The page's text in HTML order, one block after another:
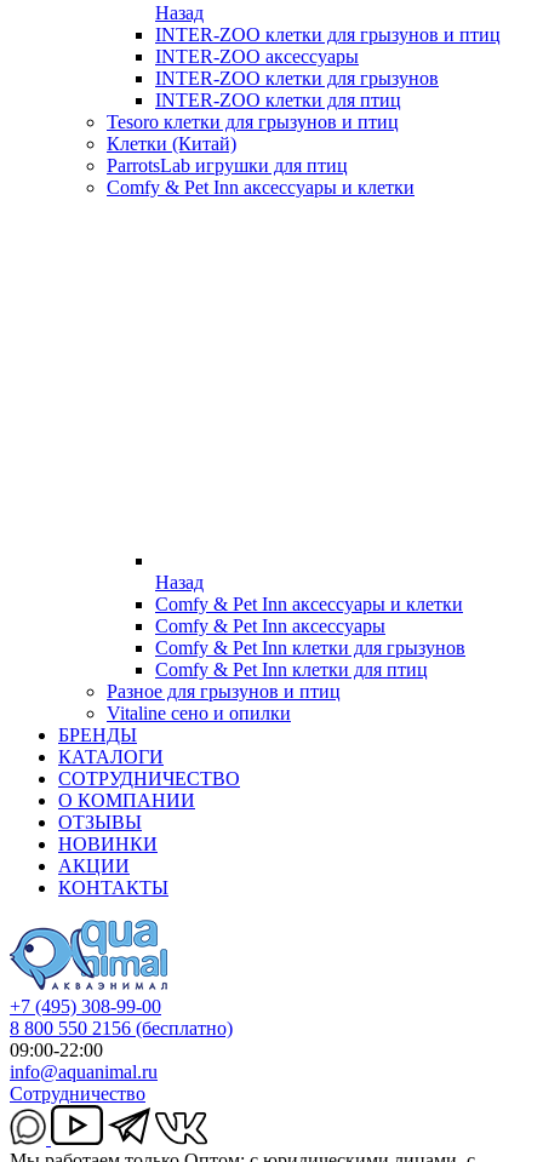
Назад
INTER-ZOO клетки для грызунов и птиц
INTER-ZOO аксессуары
INTER-ZOO клетки для грызунов
INTER-ZOO клетки для птиц
Tesoro клетки для грызунов и птиц
Клетки (Китай)
ParrotsLab игрушки для птиц
Comfy & Pet Inn аксессуары и клетки
Назад
Comfy & Pet Inn аксессуары и клетки
Comfy & Pet Inn аксессуары
Comfy & Pet Inn клетки для грызунов
Comfy & Pet Inn клетки для птиц
Разное для грызунов и птиц
Vitaline сено и опилки
БРЕНДЫ
КАТАЛОГИ
СОТРУДНИЧЕСТВО
О КОМПАНИИ
ОТЗЫВЫ
НОВИНКИ
АКЦИИ
КОНТАКТЫ
+7 (495) 308-99-00
8 800 550 2156 (бесплатно)
09:00-22:00
info@aquanimal.ru
Сотрудничество